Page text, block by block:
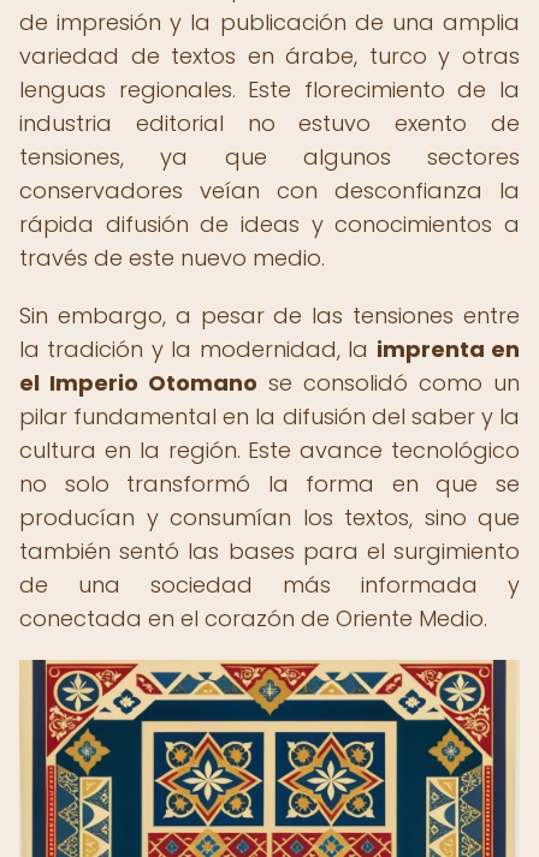
de impresión y la publicación de una amplia
variedad de textos en árabe, turco y otras
lenguas regionales. Este florecimiento de la
industria editorial no estuvo exento de
tensiones, ya que algunos sectores
conservadores veían con desconfianza la
rápida difusión de ideas y conocimientos a
través de este nuevo medio.
Sin embargo, a pesar de las tensiones entre
la tradición y la modernidad, la imprenta en
el Imperio Otomano se consolidó como un
pilar fundamental en la difusión del saber y la
cultura en la región. Este avance tecnológico
no solo transformó la forma en que se
producían y consumían los textos, sino que
también sentó las bases para el surgimiento
de una sociedad más informada y
conectada en el corazón de Oriente Medio.